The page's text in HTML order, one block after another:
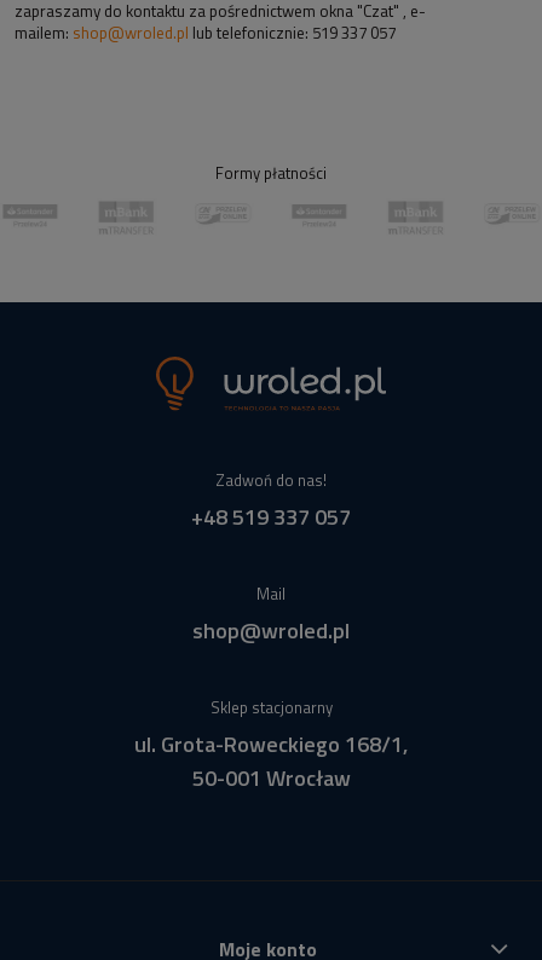
zapraszamy do kontaktu za pośrednictwem okna "Czat" , e-
mailem: shop@wroled.pl lub telefonicznie: 519 337 057
Formy płatności
Zadwoń do nas!
+48 519 337 057
Mail
shop@wroled.pl
Sklep stacjonarny
ul. Grota-Roweckiego 168/1,
50-001 Wrocław
Moje konto